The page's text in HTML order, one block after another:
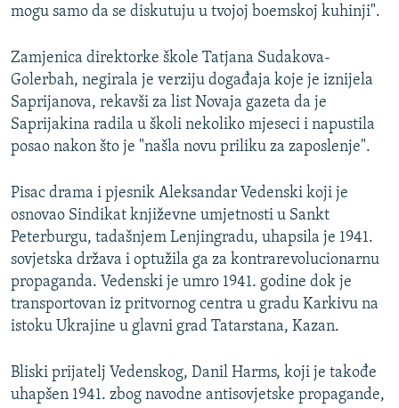
mogu samo da se diskutuju u tvojoj boemskoj kuhinji".
Zamjenica direktorke škole Tatjana Sudakova-
Golerbah, negirala je verziju događaja koje je iznijela
Saprijanova, rekavši za list Novaja gazeta da je
Saprijakina radila u školi nekoliko mjeseci i napustila
posao nakon što je "našla novu priliku za zaposlenje".
Pisac drama i pjesnik Aleksandar Vedenski koji je
osnovao Sindikat književne umjetnosti u Sankt
Peterburgu, tadašnjem Lenjingradu, uhapsila je 1941.
sovjetska država i optužila ga za kontrarevolucionarnu
propaganda. Vedenski je umro 1941. godine dok je
transportovan iz pritvornog centra u gradu Karkivu na
istoku Ukrajine u glavni grad Tatarstana, Kazan.
Bliski prijatelj Vedenskog, Danil Harms, koji je takođe
uhapšen 1941. zbog navodne antisovjetske propagande,